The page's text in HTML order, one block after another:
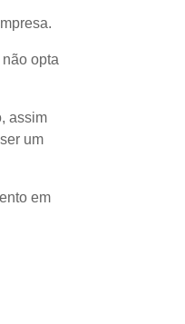
opta
assim
um
em